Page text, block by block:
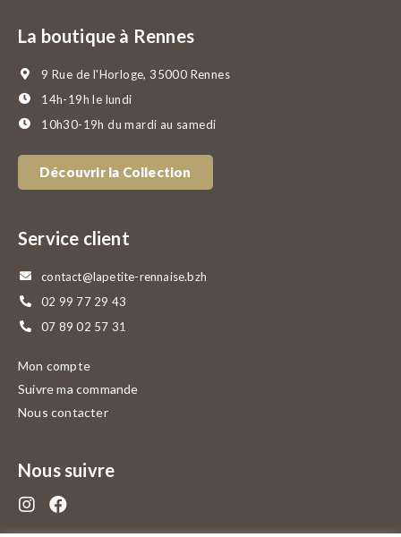
La boutique à Rennes
9 Rue de l'Horloge, 35000 Rennes
14h-19h le lundi
10h30-19h du mardi au samedi
Découvrir la Collection
Service client
contact@lapetite-rennaise.bzh
02 99 77 29 43
07 89 02 57 31
Mon compte
Suivre ma commande
Nous contacter
Nous suivre